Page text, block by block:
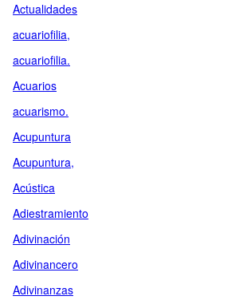
Actualidades
acuariofilia,
acuariofilia.
Acuarios
acuarismo.
Acupuntura
Acupuntura,
Acústica
Adiestramiento
Adivinación
Adivinancero
Adivinanzas